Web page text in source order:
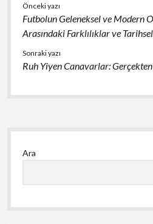
Önceki yazı
Futbolun Geleneksel ve Modern
Arasındaki Farklılıklar ve
Sonraki yazı
Ruh Yiyen Canavarlar:
Yan
Menü
Ara